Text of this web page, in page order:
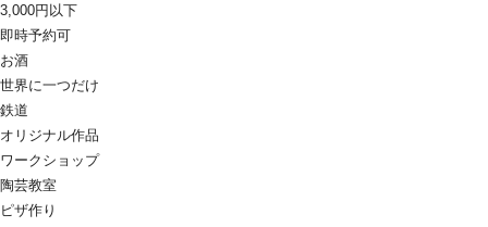
3,000円以下
即時予約可
お酒
世界に一つだけ
鉄道
オリジナル作品
ワークショップ
陶芸教室
ピザ作り